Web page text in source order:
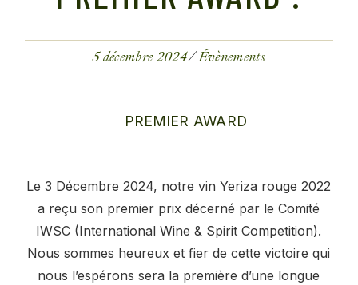
5 décembre 2024 Évènements
Le 3 Décembre 2024, notre vin Yeriza rouge 2022
a reçu son premier prix décerné par le Comité
IWSC (International Wine & Spirit Competition).
Nous sommes heureux et fier de cette victoire qui
nous l’espérons sera la première d’une longue